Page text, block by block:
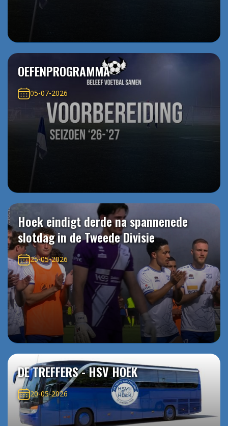
OEFENPROGRAMMA
05-07-2026
Hoek eindigt derde na spannenede
slotdag in de Tweede Divisie
25-05-2026
DE TREFFERS - HSV HOEK
20-05-2026